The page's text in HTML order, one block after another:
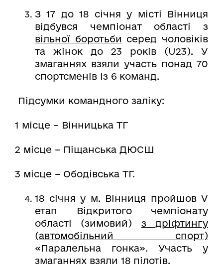
З 17 до 18 січня у місті Вінниця
відбувся чемпіонат області з
вільної боротьби серед чоловіків
та жінок до 23 років (U23). У
змаганнях взяли участь понад 70
спортсменів із 6 команд.
Підсумки командного заліку:
1 місце – Вінницька ТГ
2 місце – Піщанська ДЮСШ
3 місце – Ободівська ТГ.
18 січня у м. Вінниця пройшов V
етап Відкритого чемпіонату
області (зимовий) з дріфтингу
(автомобільний спорт)
«Паралельна гонка». Участь у
змаганнях взяли 18 пілотів.